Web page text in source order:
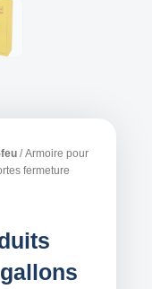
/ Armoire pour
fermeture